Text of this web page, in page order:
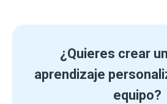
¿Quieres crear
aprendizaje
equipo?